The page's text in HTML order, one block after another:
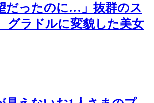
だったのに…」抜群のス
グラドルに変貌した美女